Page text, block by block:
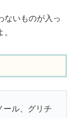
ないものが入っ
ール、グリチ